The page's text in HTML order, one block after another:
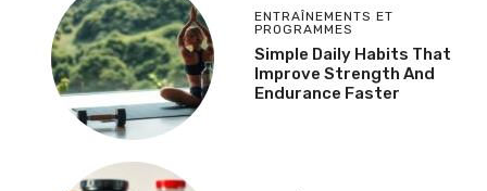
ENTRAÎNEMENTS ET
PROGRAMMES
Simple Daily Habits That
Improve Strength And
Endurance Faster